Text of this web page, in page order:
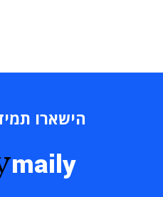
הישארו
maily